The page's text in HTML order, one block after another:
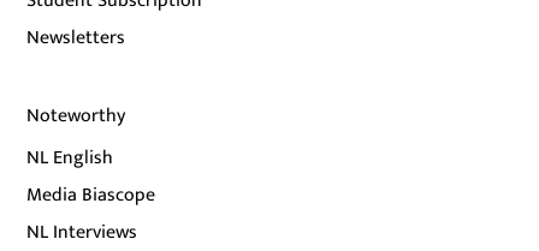
Newsletters
Noteworthy
NL English
Media Biascope
NL Interviews